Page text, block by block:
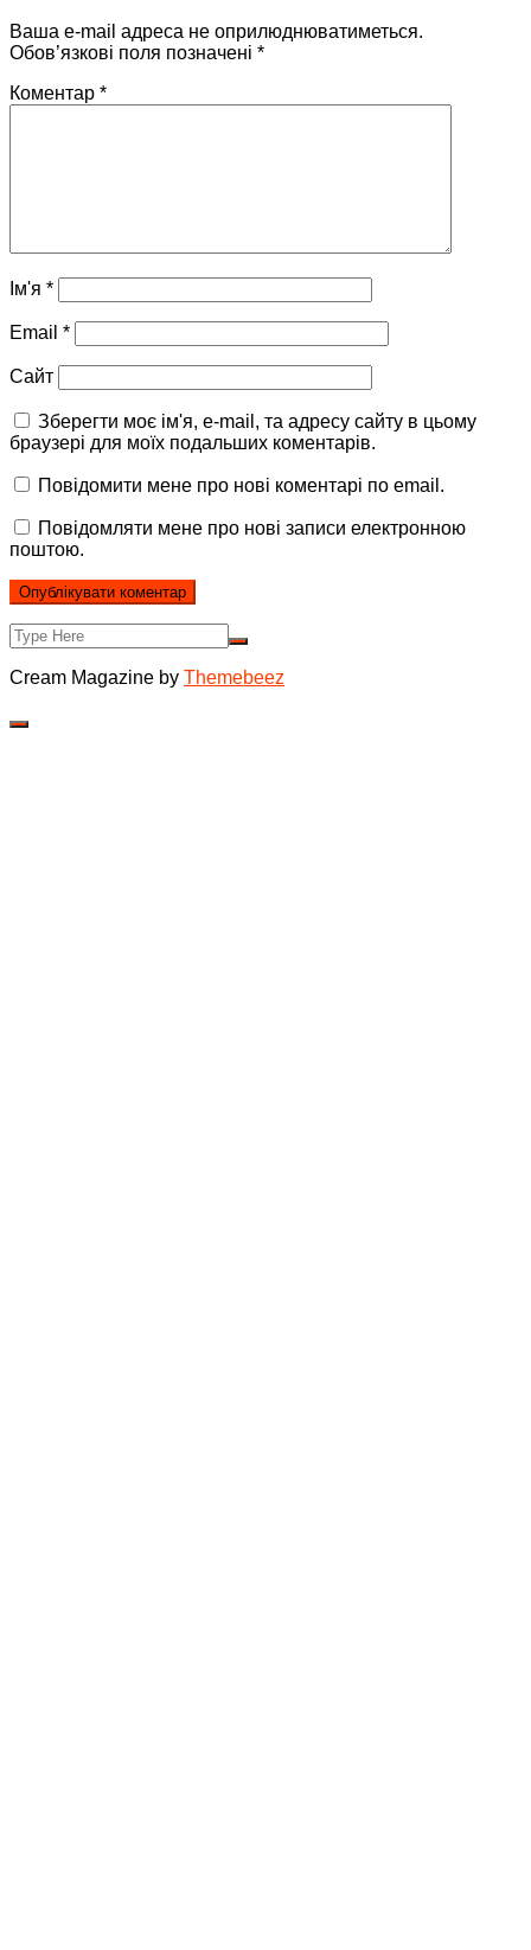
Ваша e-mail адреса не оприлюднюватиметься.
Обов’язкові поля позначені *
Коментар *
Ім'я *
Email *
Сайт
Зберегти моє ім'я, e-mail, та адресу сайту в цьому
браузері для моїх подальших коментарів.
Повідомити мене про нові коментарі по email.
Повідомляти мене про нові записи електронною
поштою.
Cream Magazine by Themebeez